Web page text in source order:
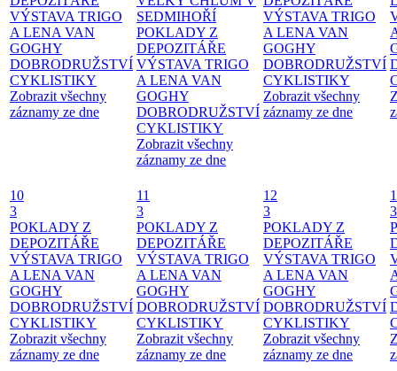
VÝSTAVA TRIGO
A LENA VAN
GOGHY
DOBRODRUŽSTVÍ
CYKLISTIKY
Zobrazit všechny
záznamy ze dne
SEDMIHOŘÍ
POKLADY Z
DEPOZITÁŘE
VÝSTAVA TRIGO
A LENA VAN
GOGHY
DOBRODRUŽSTVÍ
CYKLISTIKY
Zobrazit všechny
záznamy ze dne
VÝSTAVA TRIGO
A LENA VAN
GOGHY
DOBRODRUŽSTVÍ
CYKLISTIKY
Zobrazit všechny
záznamy ze dne
10
3
POKLADY Z
DEPOZITÁŘE
VÝSTAVA TRIGO
A LENA VAN
GOGHY
DOBRODRUŽSTVÍ
CYKLISTIKY
Zobrazit všechny
záznamy ze dne
11
3
POKLADY Z
DEPOZITÁŘE
VÝSTAVA TRIGO
A LENA VAN
GOGHY
DOBRODRUŽSTVÍ
CYKLISTIKY
Zobrazit všechny
záznamy ze dne
12
3
POKLADY Z
DEPOZITÁŘE
VÝSTAVA TRIGO
A LENA VAN
GOGHY
DOBRODRUŽSTVÍ
CYKLISTIKY
Zobrazit všechny
záznamy ze dne
3